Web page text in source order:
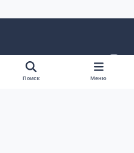
v
k
Поиск Меню